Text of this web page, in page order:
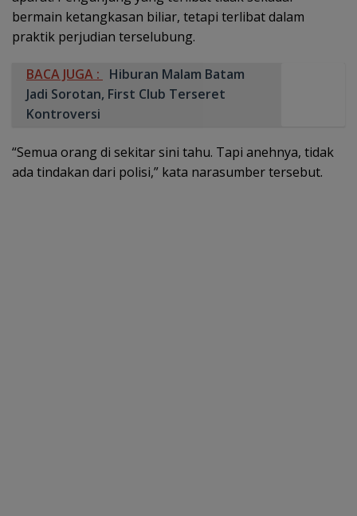
bermain ketangkasan biliar, tetapi terlibat dalam
praktik perjudian terselubung.
BACA JUGA :
Hiburan Malam Batam
Jadi Sorotan, First Club Terseret
Kontroversi
“Semua orang di sekitar sini tahu. Tapi anehnya, tidak
ada tindakan dari polisi,” kata narasumber tersebut.